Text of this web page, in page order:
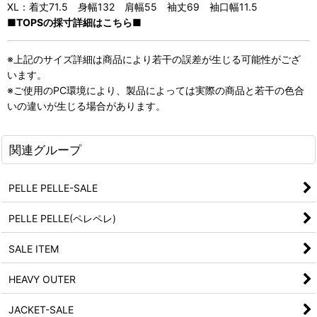
XL：着丈71.5 身幅132 肩幅55 袖丈69 袖口幅11.5
■TOPSの採寸詳細はこちら■
※上記のサイズ詳細は商品により若干の誤差が生じる可能性がござ
います。
※ご使用のPC環境により、製品によっては実際の商品と若干の色合
いの違いが生じる場合があります。
関連グループ
PELLE PELLE-SALE
PELLE PELLE(ペレペレ)
SALE ITEM
HEAVY OUTER
JACKET-SALE